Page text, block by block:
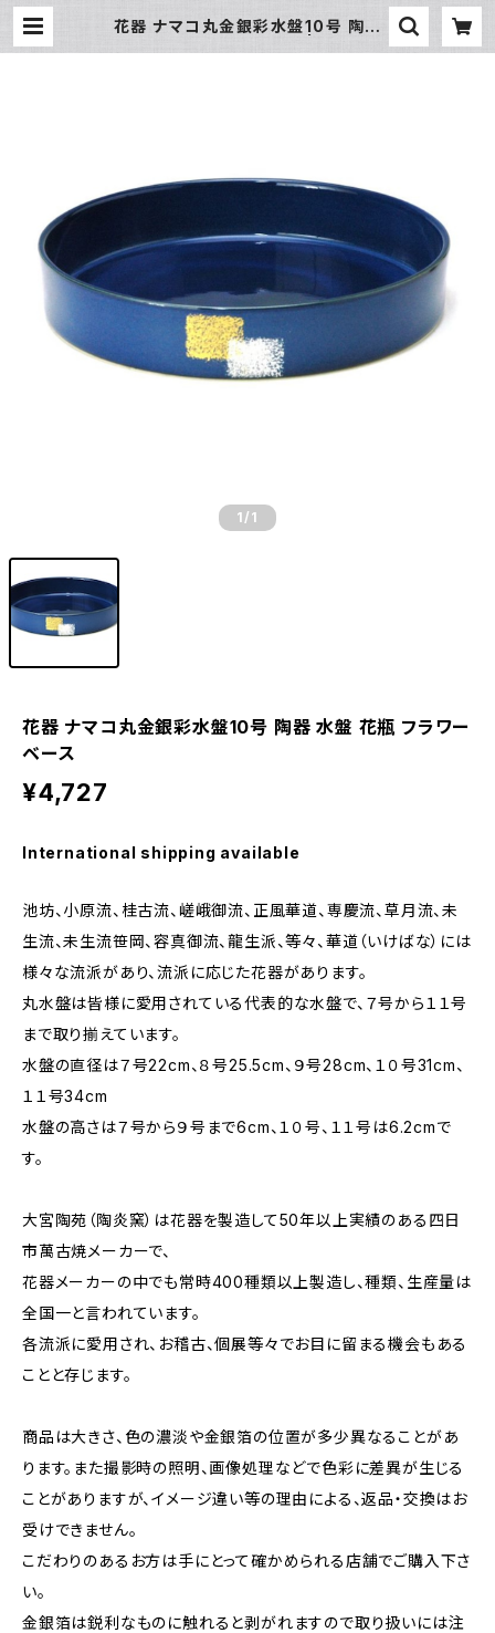
花器 ナマコ丸金銀彩水盤10号 陶器
1 /1
花器 ナマコ丸金銀彩水盤10号 陶器 水盤 花瓶 フラワー
ベース
¥4,727
International shipping available
池坊、小原流、桂古流、嵯峨御流、正風華道、専慶流、草月流、未
生流、未生流笹岡、容真御流、龍生派、等々、華道（いけばな）には
様々な流派があり、流派に応じた花器があります。
丸水盤は皆様に愛用されている代表的な水盤で、７号から１１号
まで取り揃えています。
水盤の直径は７号22cm、８号25.5cm、９号28cm、１０号31cm、
１１号34cm
水盤の高さは７号から９号まで6cm、１０号、１１号は6.2cmで
す。
大宮陶苑（陶炎窯）は花器を製造して50年以上実績のある四日
市萬古焼メーカーで、
花器メーカーの中でも常時400種類以上製造し、種類、生産量は
全国一と言われています。
各流派に愛用され、お稽古、個展等々でお目に留まる機会もある
ことと存じます。
商品は大きさ、色の濃淡や金銀箔の位置が多少異なることがあ
ります。また撮影時の照明、画像処理などで色彩に差異が生じる
ことがありますが、イメージ違い等の理由による、返品・交換はお
受けできません。
こだわりのあるお方は手にとって確かめられる店舗でご購入下さ
い。
金銀箔は鋭利なものに触れると剥がれますので取り扱いには注